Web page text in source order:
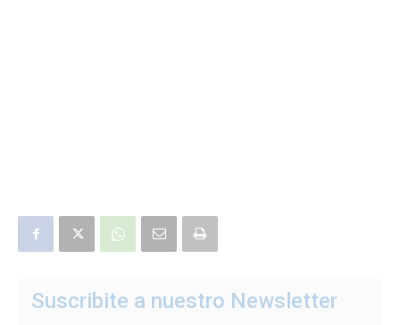
Suscribite a nuestro Newsletter